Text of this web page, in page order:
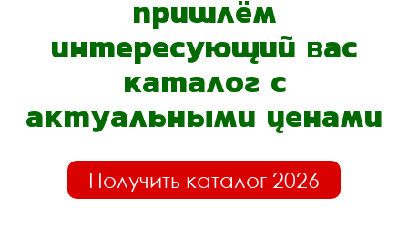
пришлём
интересующий вас
каталог с
актуальными ценами
Получить каталог 2026